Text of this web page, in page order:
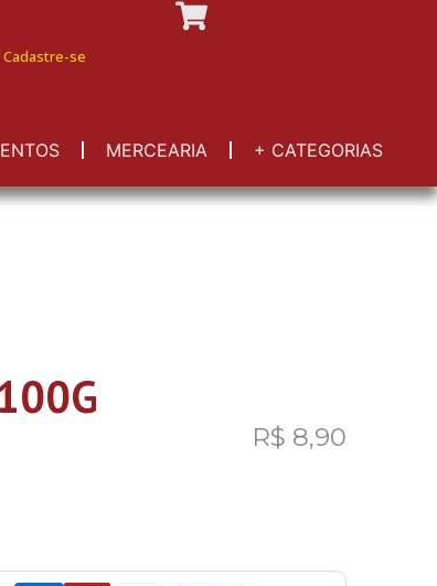
Cadastre-se
MERCEARIA + CATEGORIAS
R$ 8,90